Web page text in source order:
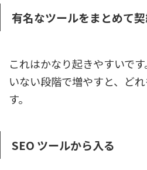
有名なツールをまとめて
これはかなり起きやすいで
いない段階で増やすと、ど
す。
SEO ツールから入る